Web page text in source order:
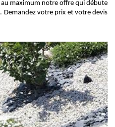
maximum notre offre qui débute
Demandez votre prix et votre devis